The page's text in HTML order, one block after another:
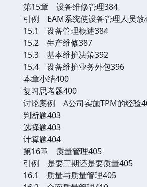
第15章 设备维修管理384
引例 EAM系统使设备管理人员放
15.1 设备管理概述384
15.2 生产维修387
15.3 基本维护决策392
15.4 设备维护业务外包396
本章小结400
复习思考题400
讨论案例 A公司实施TPM的经验
判断题403
选择题403
计算题404
第16章 质量管理405
引例 是要工期还是要质量405
16.1 质量与质量管理405